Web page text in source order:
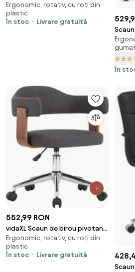
gri, material textil
Ergonomic, rotativ, cu roți din
plastic
În stoc
Livrare gratuită
bază
gri
În
552,99 RON
vidaXL Scaun de birou pivotant,
gri, lemn curbat și material
textil
Ergonomic, rotativ, cu roți din
plastic
În stoc
Livrare gratuită